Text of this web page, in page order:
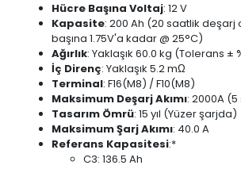
Hücre Başına Voltaj: 12 V
Kapasite: 200 Ah (20 saatlik deşarj
başına 1.75V'a kadar @ 25°C)
Ağırlık: Yaklaşık 60.0 kg (Tolerans ±
İç Direnç: Yaklaşık 5.2 mΩ
Terminal: F16(M8) / F10(M8)
Maksimum Deşarj Akımı: 2000A
Tasarım Ömrü: 15 yıl (Yüzer şarjda)
Maksimum Şarj Akımı: 40.0 A
Referans Kapasitesi:*
C3: 136.5 Ah